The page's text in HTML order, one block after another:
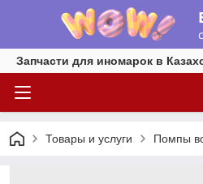
Запчасти для иномарок в
Товары и услуги Помпы